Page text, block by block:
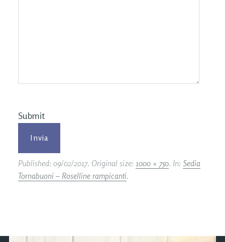
Submit
Published: 09/02/2017. Original size: 1000 × 750. In: Sedia
Tornabuoni – Roselline rampicanti.